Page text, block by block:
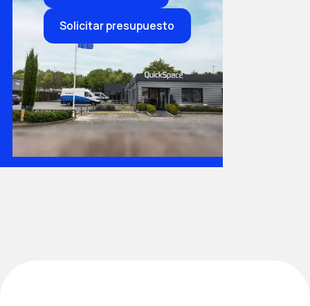
Solicitar presupuesto